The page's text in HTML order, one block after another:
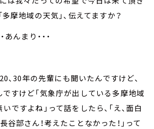
多摩地域の天気」、伝えてますか？
あんまり・・・
、30年の先輩にも聞いたんですけど、
すけど「気象庁が出している多摩地域
ですよね」って話をしたら、「え、面白
谷部さん！考えたことなかった！」って